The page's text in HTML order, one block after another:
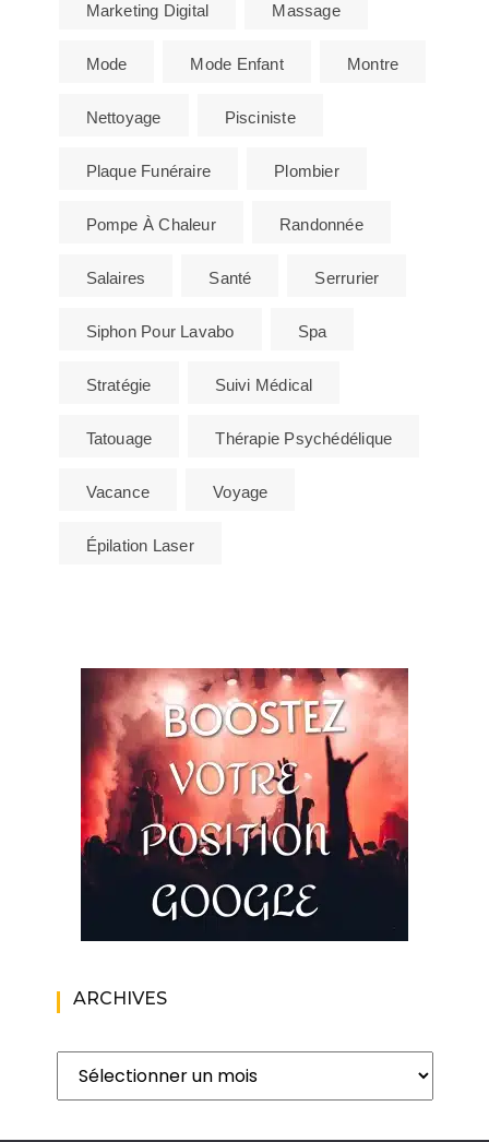
Marketing Digital Massage
Mode Mode Enfant Montre
Nettoyage Pisciniste
Plaque Funéraire Plombier
Pompe À Chaleur Randonnée
Salaires Santé Serrurier
Siphon Pour Lavabo Spa
Stratégie Suivi Médical
Tatouage Thérapie Psychédélique
Vacance Voyage
Épilation Laser
ARCHIVES
Archives